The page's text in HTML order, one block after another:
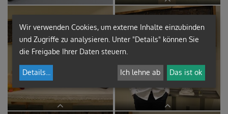
Kapelle in der Rehaklinik Tobelbad
Wir verwenden Cookies, um externe Inhalte einzubinden
und Zugriffe zu analysieren. Unter "Details" können Sie
die Freigabe Ihrer Daten steuern.
Details Ich lehne ab Das ist ok